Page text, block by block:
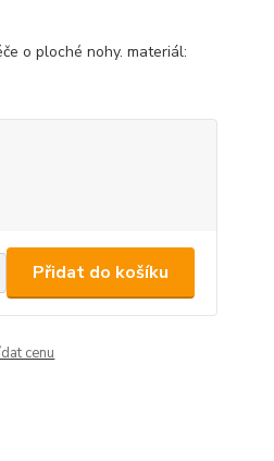
o ploché nohy. materiál:
Přidat do košíku
cenu